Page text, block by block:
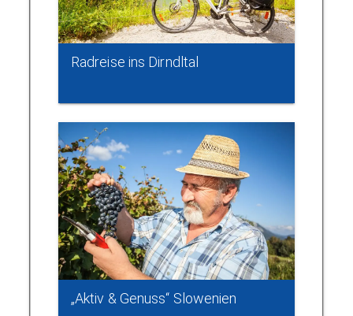
Radreise ins Dirndltal
„Aktiv & Genuss“ Slowenien